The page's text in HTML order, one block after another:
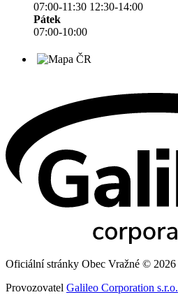
07:00-11:30 12:30-14:00
Pátek
07:00-10:00
Oficiální stránky Obec Vražné © 2026
Provozovatel Galileo Corporation s.r.o.